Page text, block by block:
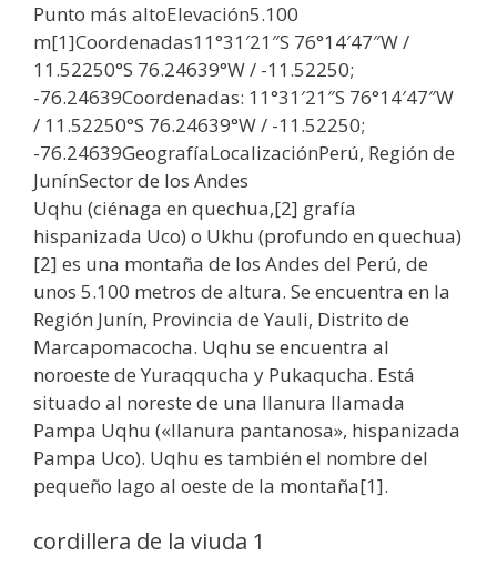
Punto más altoElevación5.100
m[1]Coordenadas11°31′21″S 76°14′47″W /
11.52250°S 76.24639°W / -11.52250;
-76.24639Coordenadas: 11°31′21″S 76°14′47″W
/ 11.52250°S 76.24639°W / -11.52250;
-76.24639GeografíaLocalizaciónPerú, Región de
JunínSector de los Andes
Uqhu (ciénaga en quechua,[2] grafía
hispanizada Uco) o Ukhu (profundo en quechua)
[2] es una montaña de los Andes del Perú, de
unos 5.100 metros de altura. Se encuentra en la
Región Junín, Provincia de Yauli, Distrito de
Marcapomacocha. Uqhu se encuentra al
noroeste de Yuraqqucha y Pukaqucha. Está
situado al noreste de una llanura llamada
Pampa Uqhu («llanura pantanosa», hispanizada
Pampa Uco). Uqhu es también el nombre del
pequeño lago al oeste de la montaña[1].
cordillera de la viuda 1